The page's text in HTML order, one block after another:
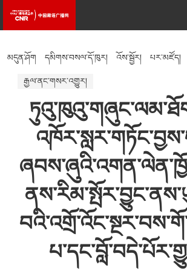
མདུན་ཤོག དམིགས་བསལ་དོ་ཁུར། འོས་སྦྱོར། པར་མཛོད།
སྐར་ཁུངས།
རྒྱལ་ནང་གསར་འགྱུར།